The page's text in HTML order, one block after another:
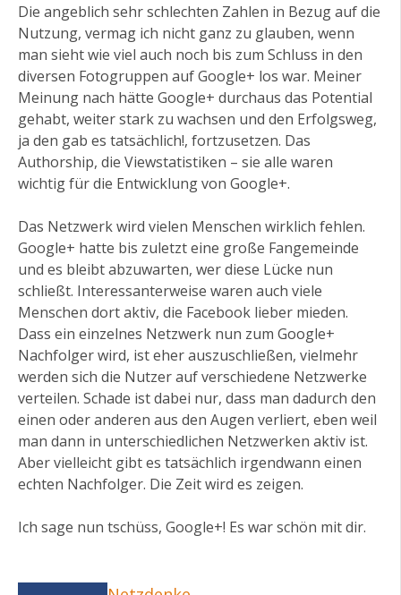
Die angeblich sehr schlechten Zahlen in Bezug auf die
Nutzung, vermag ich nicht ganz zu glauben, wenn
man sieht wie viel auch noch bis zum Schluss in den
diversen Fotogruppen auf Google+ los war. Meiner
Meinung nach hätte Google+ durchaus das Potential
gehabt, weiter stark zu wachsen und den Erfolgsweg,
ja den gab es tatsächlich!, fortzusetzen. Das
Authorship, die Viewstatistiken – sie alle waren
wichtig für die Entwicklung von Google+.
Das Netzwerk wird vielen Menschen wirklich fehlen.
Google+ hatte bis zuletzt eine große Fangemeinde
und es bleibt abzuwarten, wer diese Lücke nun
schließt. Interessanterweise waren auch viele
Menschen dort aktiv, die Facebook lieber mieden.
Dass ein einzelnes Netzwerk nun zum Google+
Nachfolger wird, ist eher auszuschließen, vielmehr
werden sich die Nutzer auf verschiedene Netzwerke
verteilen. Schade ist dabei nur, dass man dadurch den
einen oder anderen aus den Augen verliert, eben weil
man dann in unterschiedlichen Netzwerken aktiv ist.
Aber vielleicht gibt es tatsächlich irgendwann einen
echten Nachfolger. Die Zeit wird es zeigen.
Ich sage nun tschüss, Google+! Es war schön mit dir.